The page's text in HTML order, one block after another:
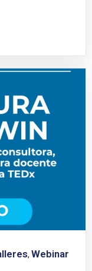
, Webinar